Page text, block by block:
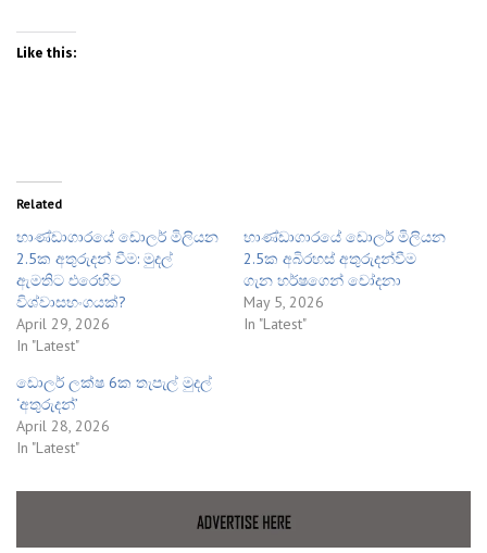
Like this:
Related
භාණ්ඩාගාරයේ ඩොලර් මිලියන
2.5ක අතුරුදන් වීම: මුදල්
ඇමතිට එරෙහිව
විශ්වාසභංගයක්?
April 29, 2026
In "Latest"
භාණ්ඩාගාරයේ ඩොලර් මිලියන
2.5ක අබිරහස් අතුරුදන්වීම
ගැන හර්ෂගෙන් චෝදනා
May 5, 2026
In "Latest"
ඩොලර් ලක්ෂ 6ක තැපැල් මුදල්
‘අතුරුදන්’
April 28, 2026
In "Latest"